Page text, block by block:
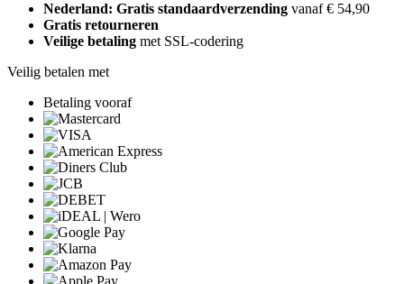
Nederland: Gratis standaardverzending vanaf € 54,90
Gratis retourneren
Veilige betaling met SSL-codering
Veilig betalen met
Betaling vooraf